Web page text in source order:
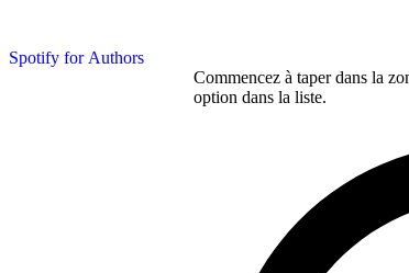
Spotify for Authors
Commencez à taper dans la
option dans la liste.